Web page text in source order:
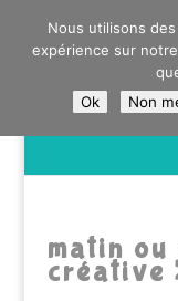
0603176412 -
DANS
produits
matin ou
créative
Nous utilisons
expérience sur
Ok
Non